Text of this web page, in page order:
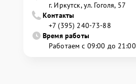
г. Иркутск, ул. ​Гоголя, 57
Контакты
+7 (395) 240-73-88
Время работы
Работаем с 09:00 до 21:00